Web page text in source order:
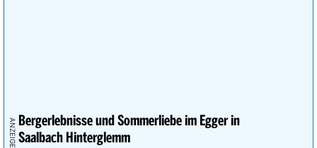
Bergerlebnisse und Sommerliebe im Egger in
Saalbach Hinterglemm